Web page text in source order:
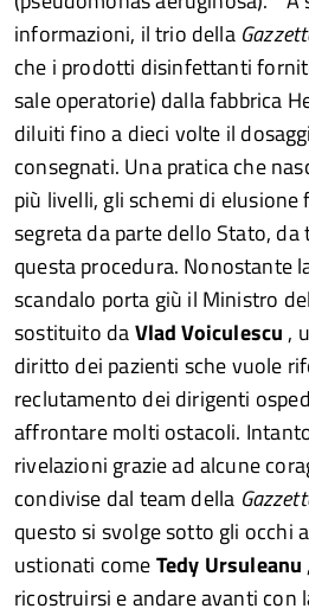
informazioni, il trio della
che i prodotti disinfettanti
sale operatorie) dalla fabbrica
diluiti fino a dieci volte il
consegnati. Una pratica che
più livelli, gli schemi di elusione
segreta da parte dello Stato,
questa procedura. Nonostante
scandalo porta giù il Ministro
sostituito daVlad Voiculescu ,
diritto dei pazienti sche vuole
reclutamento dei dirigenti
affrontare molti ostacoli.
rivelazioni grazie ad alcune
condivise dal team della
questo si svolge sotto gli occhi
ustionati comeTedy Ursuleanu
ricostruirsi e andare avanti con